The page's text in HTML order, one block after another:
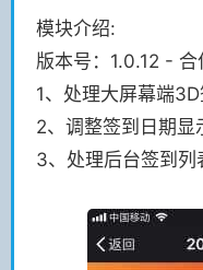
模块介绍:
版本号：1.0.12 - 合
1、处理大屏幕端
2、调整签到日期显
3、处理后台签到列